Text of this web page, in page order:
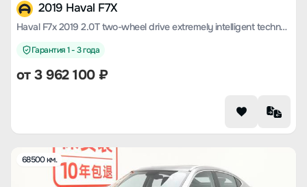
2019 Haval F7X
Haval F7x 2019 2.0T two-wheel drive extremely intelligent technology version
Гарантия 1 - 3 года
от3 962 100₽
68500 км.